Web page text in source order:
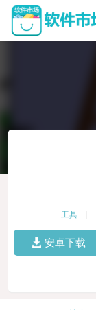
工具
安卓下载